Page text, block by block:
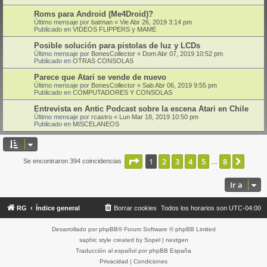
Roms para Android (Me4Droid)?
Último mensaje por batman « Vie Abr 26, 2019 3:14 pm
Publicado en VIDEOS FLIPPERS y MAME
Posible solución para pistolas de luz y LCDs
Último mensaje por BonesCollector « Dom Abr 07, 2019 10:52 pm
Publicado en OTRAS CONSOLAS
Parece que Atari se vende de nuevo
Último mensaje por BonesCollector « Sab Abr 06, 2019 9:55 pm
Publicado en COMPUTADORES Y CONSOLAS
Entrevista en Antic Podcast sobre la escena Atari en Chile
Último mensaje por rcastro « Lun Mar 18, 2019 10:50 pm
Publicado en MISCELANEOS
Se encontraron 394 coincidencias Página de
1 2 3 4 5 8
Ir a
RG Índice general Todos los horarios son UTC-04:00
Borrar cookies
Desarrollado por phpBB® Forum Software © phpBB Limited
saphic style created by Sopel| nextgen
Traducción al español por phpBB España
Privacidad | Condiciones